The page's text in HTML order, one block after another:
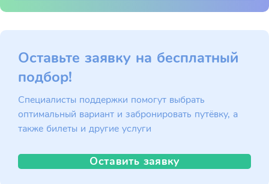
Оставьте заявку на бесплатный
подбор!
Специалисты поддержки помогут выбрать
оптимальный вариант и забронировать путёвку, а
также билеты и другие услуги
Оставить заявку